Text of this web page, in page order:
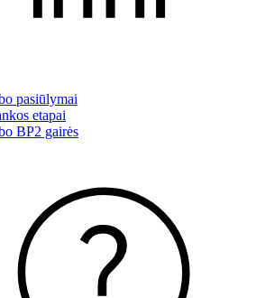
pasiūlymai
etapai
BP2 gairės